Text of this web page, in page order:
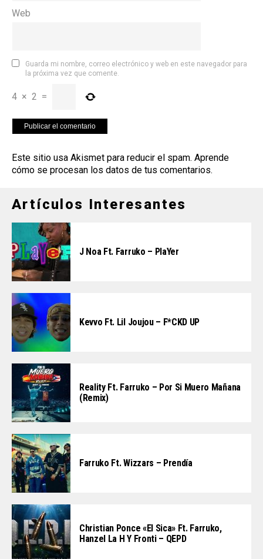
Web
Guarda mi nombre, correo electrónico y web en este navegador para
la próxima vez que comente.
4 × 2 =
Este sitio usa Akismet para reducir el spam. Aprende
cómo se procesan los datos de tus comentarios.
Artículos Interesantes
J Noa Ft. Farruko – PlaYer
Kevvo Ft. Lil Joujou – F*CKD UP
Reality Ft. Farruko – Por Si Muero Mañana
(Remix)
Farruko Ft. Wizzars – Prendía
Christian Ponce «El Sica» Ft. Farruko,
Hanzel La H Y Fronti – QEPD